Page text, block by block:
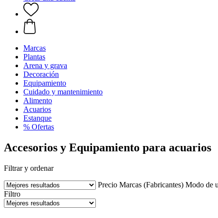
Marcas
Plantas
Arena y grava
Decoración
Equipamiento
Cuidado y mantenimiento
Alimento
Acuarios
Estanque
% Ofertas
Accesorios y Equipamiento para acuarios
Filtrar y ordenar
Precio Marcas (Fabricantes) Modo de
Filtro